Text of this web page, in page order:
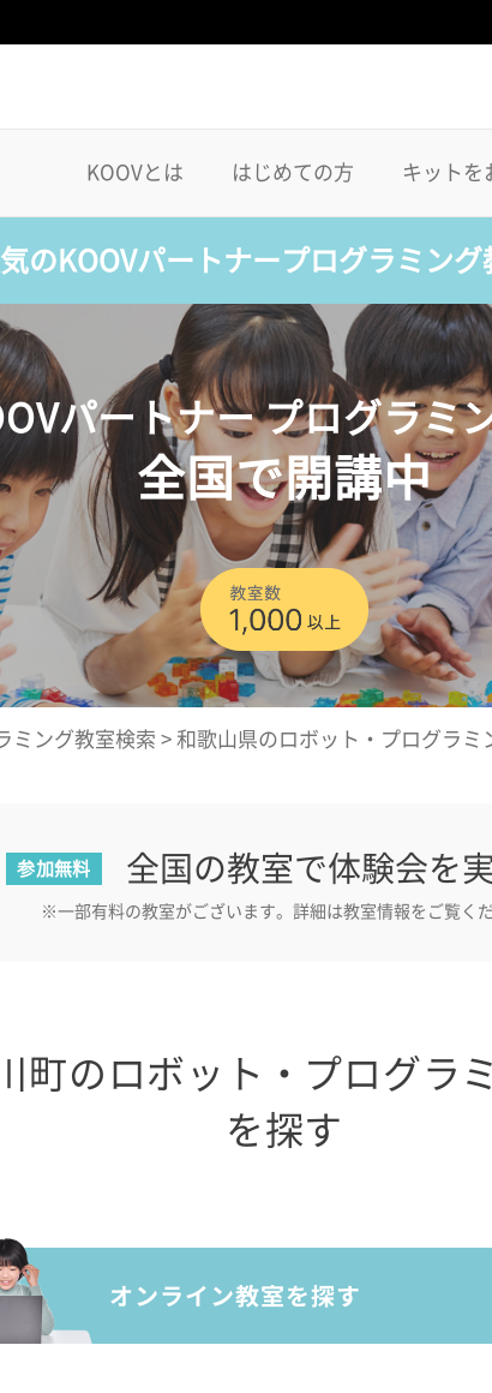
KOOVとは はじめての方 キットを
のKOOVパートナープログラミン
パートナー プログラミ
全国で開講中
ミング教室検索 > 和歌山県のロボット・プログラミ
参加無料 全国の教室で体験会を
※一部有料の教室がございます。詳細は教室情報をご覧く
町のロボット・プログラ
を探す